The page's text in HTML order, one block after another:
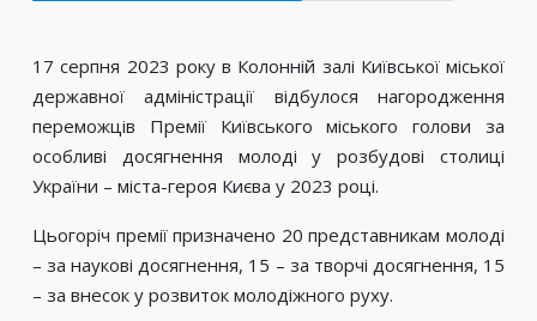
17 серпня 2023 року в Колонній залі Київської міської
державної адміністрації відбулося нагородження
переможців Премії Київського міського голови за
особливі досягнення молоді у розбудові столиці
України – міста-героя Києва у 2023 році.
Цьогоріч премії призначено 20 представникам молоді
– за наукові досягнення, 15 – за творчі досягнення, 15
– за внесок у розвиток молодіжного руху.